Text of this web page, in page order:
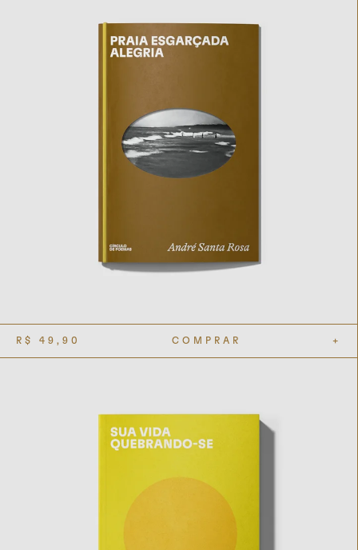
R$ 49,90 COMPRAR +